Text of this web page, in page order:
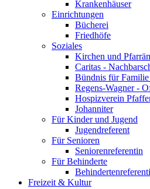
Krankenhäuser
Einrichtungen
Bücherei
Friedhöfe
Soziales
Kirchen und
Caritas -
Bündnis für
Regens-Wagner -
Hospizverein
Johanniter
Für Kinder und Jugend
Jugendreferent
Für Senioren
Seniorenreferentin
Für Behinderte
Freizeit & Kultur